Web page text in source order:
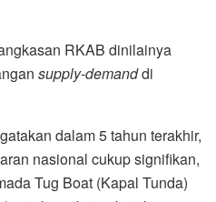
RKAB dinilainya
supply-demanddi
dalam 5 tahun terakhir,
nasional cukup signifikan,
Tug Boat (Kapal Tunda)